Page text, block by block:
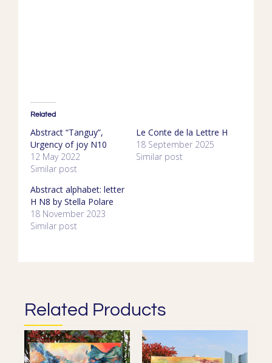
Related
Abstract “Tanguy”,
Urgency of joy N10
12 May 2022
Similar post
Le Conte de la Lettre H
18 September 2025
Similar post
Abstract alphabet: letter
H N8 by Stella Polare
18 November 2023
Similar post
Related Products